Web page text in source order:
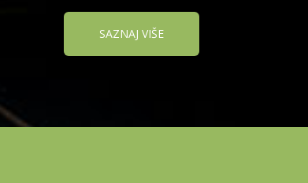
SAZNAJ VIŠE